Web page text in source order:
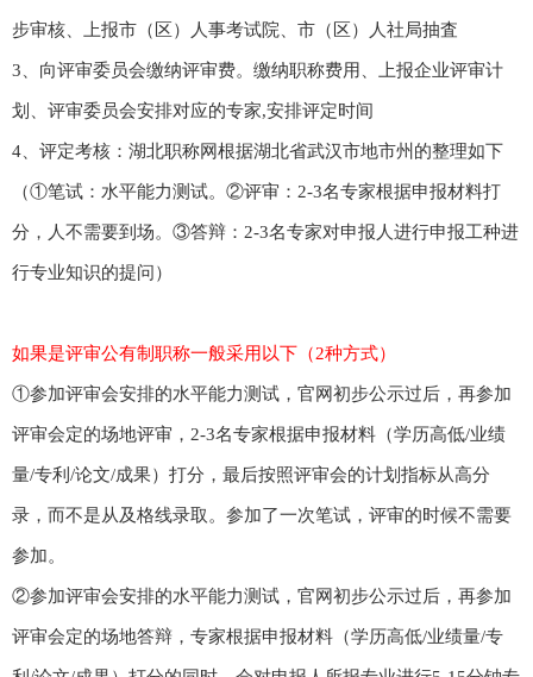
步审核、上报市（区）人事考试院、市（区）人社局抽査
3、向评审委员会缴纳评审费。缴纳职称费用、上报企业评审计
划、评审委员会安排对应的专家,安排评定时间
4、评定考核：湖北职称网根据湖北省武汉市地市州的整理如下
（①笔试：水平能力测试。②评审：2-3名专家根据申报材料打
分，人不需要到场。③答辩：2-3名专家对申报人进行申报工种进
行专业知识的提问）
如果是评审公有制职称一般采用以下（2种方式）
①参加评审会安排的水平能力测试，官网初步公示过后，再参加
评审会定的场地评审，2-3名专家根据申报材料（学历高低/业绩
量/专利/论文/成果）打分，最后按照评审会的计划指标从高分
录，而不是从及格线录取。参加了一次笔试，评审的时候不需要
参加。
②参加评审会安排的水平能力测试，官网初步公示过后，再参加
评审会定的场地答辩，专家根据申报材料（学历高低/业绩量/专